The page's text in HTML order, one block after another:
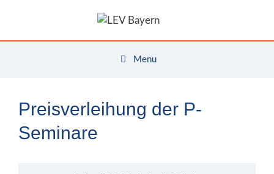
Menu
Preisverleihung der P-
Seminare